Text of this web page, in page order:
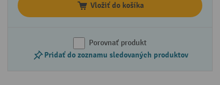
Vložiť do košíka
Porovnať produkt
Pridať do zoznamu sledovaných produktov